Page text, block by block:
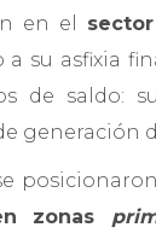
en el sector
su asfixia
de saldo:
generación
zonas